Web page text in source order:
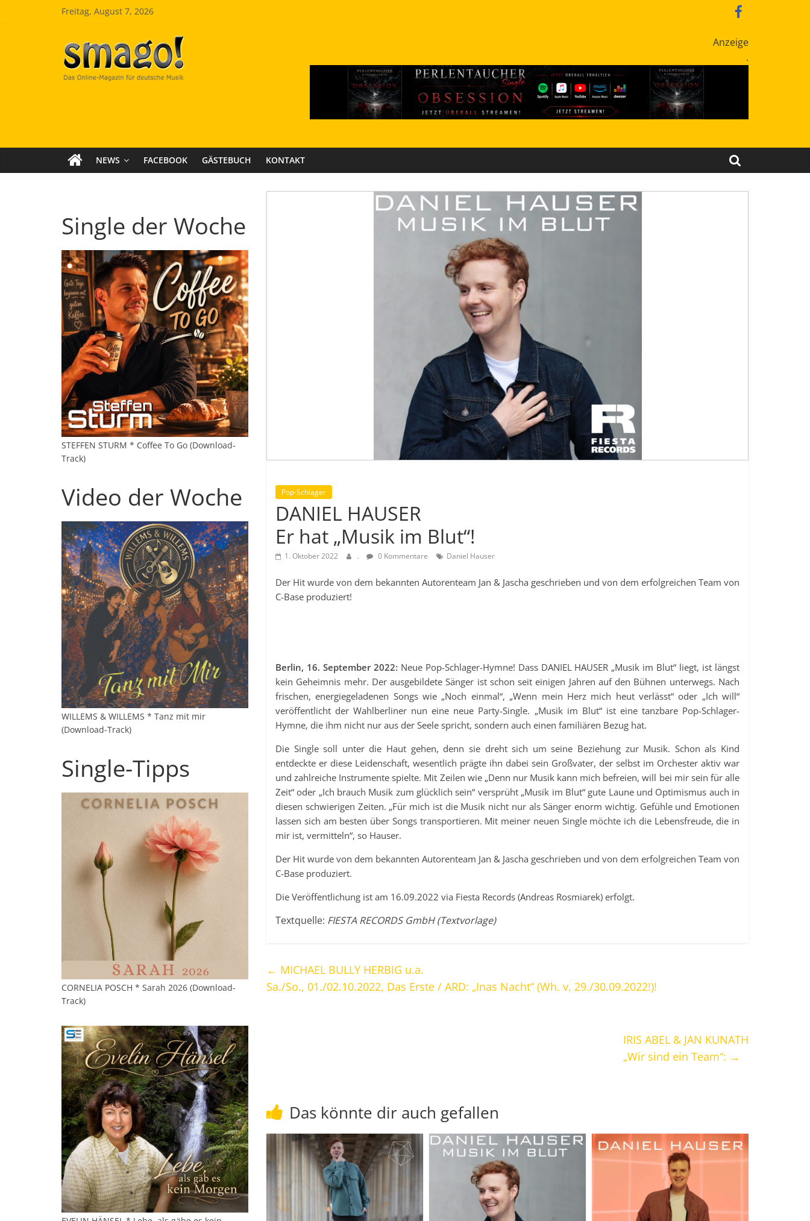
Freitag, August 7, 2026
Smago
SchlagerMAGazinOnline
Anzeige
.
NEWS FACEBOOK GÄSTEBUCH KONTAKT
Pop-Schlager
DANIEL HAUSER
Er hat „Musik im Blut“!
1. Oktober 2022 . 0 Kommentare Daniel Hauser
Der Hit wurde von dem bekannten Autorenteam Jan & Jascha geschrieben und von dem erfolgreichen Team von
C-Base produziert!
Berlin, 16. September 2022: Neue Pop-Schlager-Hymne! Dass DANIEL HAUSER „Musik im Blut“ liegt, ist längst
kein Geheimnis mehr. Der ausgebildete Sänger ist schon seit einigen Jahren auf den Bühnen unterwegs. Nach
frischen, energiegeladenen Songs wie „Noch einmal“, „Wenn mein Herz mich heut verlässt“ oder „Ich will“
veröffentlicht der Wahlberliner nun eine neue Party-Single. „Musik im Blut“ ist eine tanzbare Pop-Schlager-
Hymne, die ihm nicht nur aus der Seele spricht, sondern auch einen familiären Bezug hat.
Die Single soll unter die Haut gehen, denn sie dreht sich um seine Beziehung zur Musik. Schon als Kind
entdeckte er diese Leidenschaft, wesentlich prägte ihn dabei sein Großvater, der selbst im Orchester aktiv war
und zahlreiche Instrumente spielte. Mit Zeilen wie „Denn nur Musik kann mich befreien, will bei mir sein für alle
Zeit“ oder „Ich brauch Musik zum glücklich sein“ versprüht „Musik im Blut“ gute Laune und Optimismus auch in
diesen schwierigen Zeiten. „Für mich ist die Musik nicht nur als Sänger enorm wichtig. Gefühle und Emotionen
lassen sich am besten über Songs transportieren. Mit meiner neuen Single möchte ich die Lebensfreude, die in
mir ist, vermitteln“, so Hauser.
Der Hit wurde von dem bekannten Autorenteam Jan & Jascha geschrieben und von dem erfolgreichen Team von
C-Base produziert.
Die Veröffentlichung ist am 16.09.2022 via Fiesta Records (Andreas Rosmiarek) erfolgt.
Textquelle: FIESTA RECORDS GmbH (Textvorlage)
← MICHAEL BULLY HERBIG u.a.
Sa./So., 01./02.10.2022, Das Erste / ARD: „Inas Nacht“ (Wh. v. 29./30.09.2022!)!
IRIS ABEL & JAN KUNATH
„Wir sind ein Team“: →
Das könnte dir auch gefallen
Single der Woche
STEFFEN STURM * Coffee To Go (Download-
Track)
Video der Woche
WILLEMS & WILLEMS * Tanz mit mir
(Download-Track)
Single-Tipps
CORNELIA POSCH * Sarah 2026 (Download-
Track)